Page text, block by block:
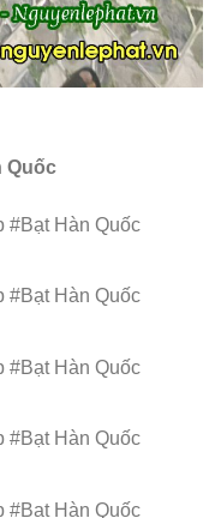
Quốc
#Bạt Hàn Quốc
#Bạt Hàn Quốc
#Bạt Hàn Quốc
#Bạt Hàn Quốc
#Bạt Hàn Quốc